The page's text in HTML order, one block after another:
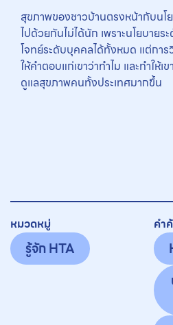
สุขภาพของชาวบ้านตรงหน้ากับน
ไปด้วยกันไม่ได้นัก เพราะนโยบายร
โจทย์ระดับบุคคลได้ทั้งหมด แต่กา
ให้คำตอบแก่เขาว่าทำไม และทำให้เ
ดูแลสุขภาพคนทั้งประเทศมากขึ้น
หมวดหมู่
รู้จัก HTA
คำ